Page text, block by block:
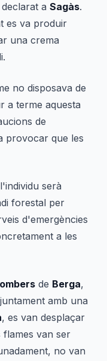
a Sagàs.
es va produir
una crema
no disposava de
a terme aquesta
de
provocar que les
serà
forestal per
d'emergències
a les
de Berga,
amb una
, es van desplaçar
flames van ser
no van